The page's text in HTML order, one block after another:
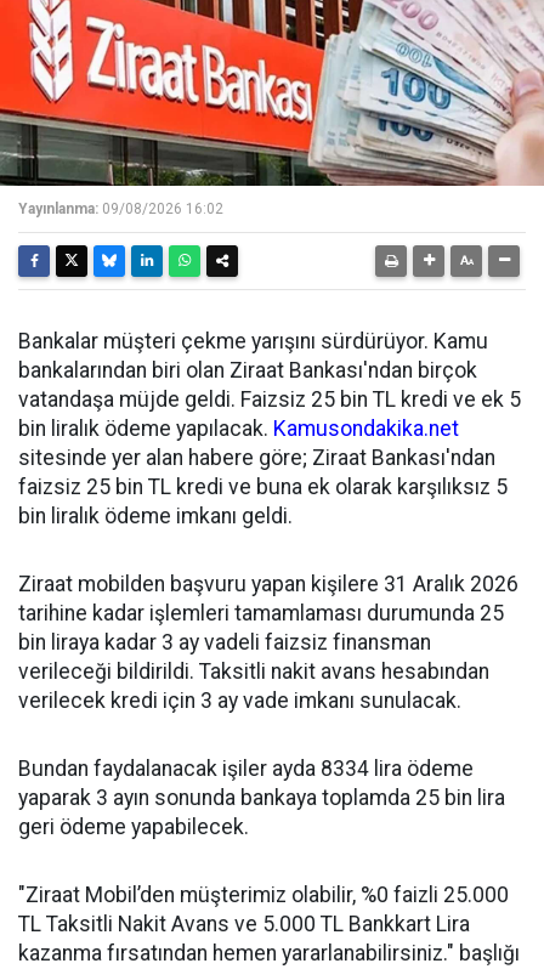
Yayınlanma: 09/08/2026 16:02
Bankalar müşteri çekme yarışını sürdürüyor. Kamu
bankalarından biri olan Ziraat Bankası'ndan birçok
vatandaşa müjde geldi. Faizsiz 25 bin TL kredi ve ek 5
bin liralık ödeme yapılacak. Kamusondakika.net
sitesinde yer alan habere göre; Ziraat Bankası'ndan
faizsiz 25 bin TL kredi ve buna ek olarak karşılıksız 5
bin liralık ödeme imkanı geldi.
Ziraat mobilden başvuru yapan kişilere 31 Aralık 2026
tarihine kadar işlemleri tamamlaması durumunda 25
bin liraya kadar 3 ay vadeli faizsiz finansman
verileceği bildirildi. Taksitli nakit avans hesabından
verilecek kredi için 3 ay vade imkanı sunulacak.
Bundan faydalanacak işiler ayda 8334 lira ödeme
yaparak 3 ayın sonunda bankaya toplamda 25 bin lira
geri ödeme yapabilecek.
"Ziraat Mobil’den müşterimiz olabilir, %0 faizli 25.000
TL Taksitli Nakit Avans ve 5.000 TL Bankkart Lira
kazanma fırsatından hemen yararlanabilirsiniz." başlığı